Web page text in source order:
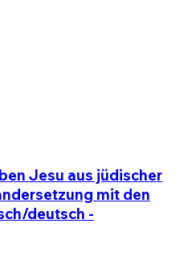
Jesu aus jüdischer
mit den
deutsch -